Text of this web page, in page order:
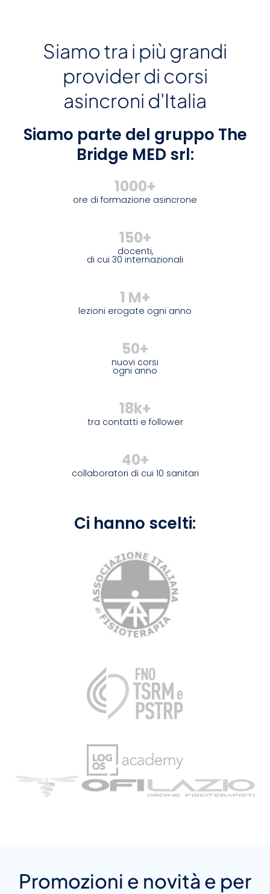
Siamo tra i più grandi
provider di corsi
asincroni d'Italia
Siamo parte del gruppo The
Bridge MED srl:
1000+
ore di formazione asincrone
150+
docenti,
di cui 30 internazionali
1 M+
lezioni erogate ogni anno
50+
nuovi corsi
ogni anno
18k+
tra contatti e follower
40+
collaboratori di cui 10 sanitari
Ci hanno scelti:
Promozioni e novità e per